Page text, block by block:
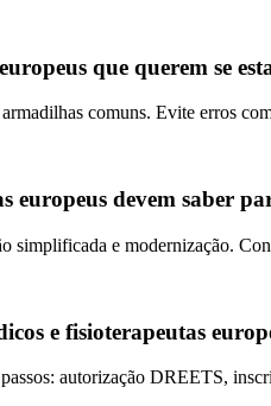
que querem se
comuns. Evite erros
europeus devem saber
e modernização.
e fisioterapeutas
autorização DREETS,